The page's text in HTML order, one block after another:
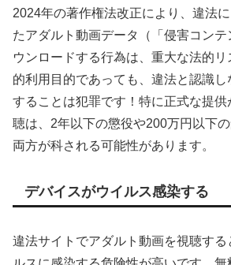
2024年の著作権法改正により、違法
たアダルト動画データ（「侵害コン
ウンロードする行為は、重大な法的
的利用目的であっても、違法と認識
することは犯罪です！特に正式な提供
聴は、2年以下の懲役や200万円以下
両方が科される可能性があります。
デバイスがウイルス感染する
違法サイトでアダルト動画を視聴する